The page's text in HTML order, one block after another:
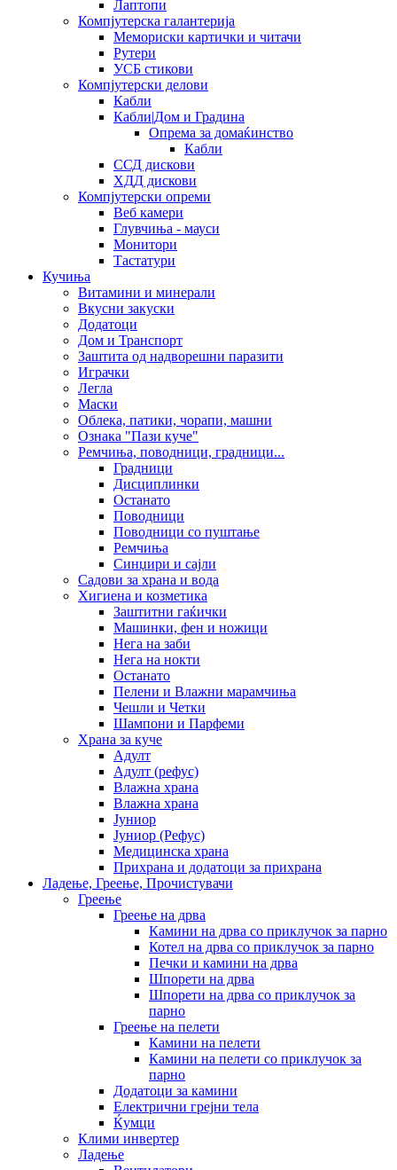
Лаптопи
Компјутерска галантерија
Мемориски картички и читачи
Рутери
УСБ стикови
Компјутерски делови
Кабли
Кабли|Дом и Градина
Опрема за домаќинство
Кабли
ССД дискови
ХДД дискови
Компјутерски опреми
Веб камери
Глувчиња - мауси
Монитори
Тастатури
Кучиња
Витамини и минерали
Вкусни закуски
Додатоци
Дом и Транспорт
Заштита од надворешни паразити
Играчки
Легла
Маски
Облека, патики, чорапи, машни
Ознака "Пази куче"
Ремчиња, поводници, градници...
Градници
Дисциплинки
Останато
Поводници
Поводници со пуштање
Ремчиња
Синџири и сајли
Садови за храна и вода
Хигиена и козметика
Заштитни гаќички
Машинки, фен и ножици
Нега на заби
Нега на нокти
Останато
Пелени и Влажни марамчиња
Чешли и Четки
Шампони и Парфеми
Храна за куче
Адулт
Адулт (рефус)
Влажна храна
Влажна храна
Јуниор
Јуниор (Рефус)
Медицинска храна
Прихрана и додатоци за прихрана
Ладење, Греење, Прочистувачи
Греење
Греење на дрва
Камини на дрва со приклучок за парно
Котел на дрва со приклучок за парно
Печки и камини на дрва
Шпорети на дрва
Шпорети на дрва со приклучок за
парно
Греење на пелети
Камини на пелети
Камини на пелети со приклучок за
парно
Додатоци за камини
Електрични грејни тела
Ќумци
Клими инвертер
Ладење